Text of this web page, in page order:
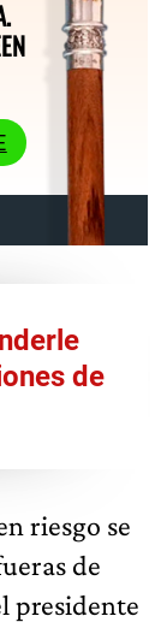
de
riesgo se
de
presidente